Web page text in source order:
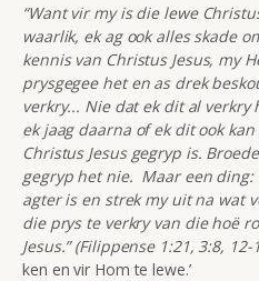
“Want vir my is die lewe
waarlik, ek ag ook alles skade
kennis van Christus Jesus, my
prysgegee het en as drek
verkry... Nie dat ek dit al
ek jaag daarna of ek dit ook
Christus Jesus gegryp is.
gegryp het nie. Maar een
agter is en strek my uit na wat
die prys te verkry van die hoë
Jesus.” (Filippense 1:21, 3:8, 12-
ken en vir Hom te lewe.’